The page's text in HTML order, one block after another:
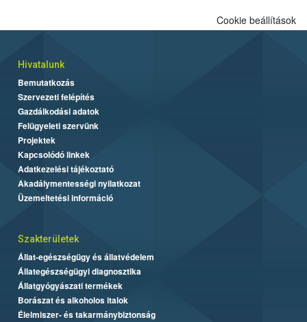
Cookie beállítások
Hivatalunk
Bemutatkozás
Szervezeti felépítés
Gazdálkodási adatok
Felügyeleti szervünk
Projektek
Kapcsolódó linkek
Adatkezelési tájékoztató
Akadálymentességi nyilatkozat
Üzemeltetési információ
Szakterületek
Állat-egészségügy és állatvédelem
Állategészségügyi diagnosztika
Állatgyógyászati termékek
Borászat és alkoholos italok
Élelmiszer- és takarmánybiztonság